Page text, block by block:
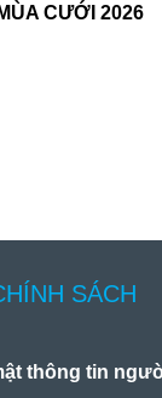
MÙA CƯỚI 2026
SÁCH
thông tin